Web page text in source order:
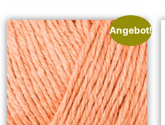
Angebot!